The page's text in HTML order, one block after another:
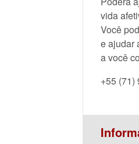
vida
Você
e ajudar
a você
+55 (71)